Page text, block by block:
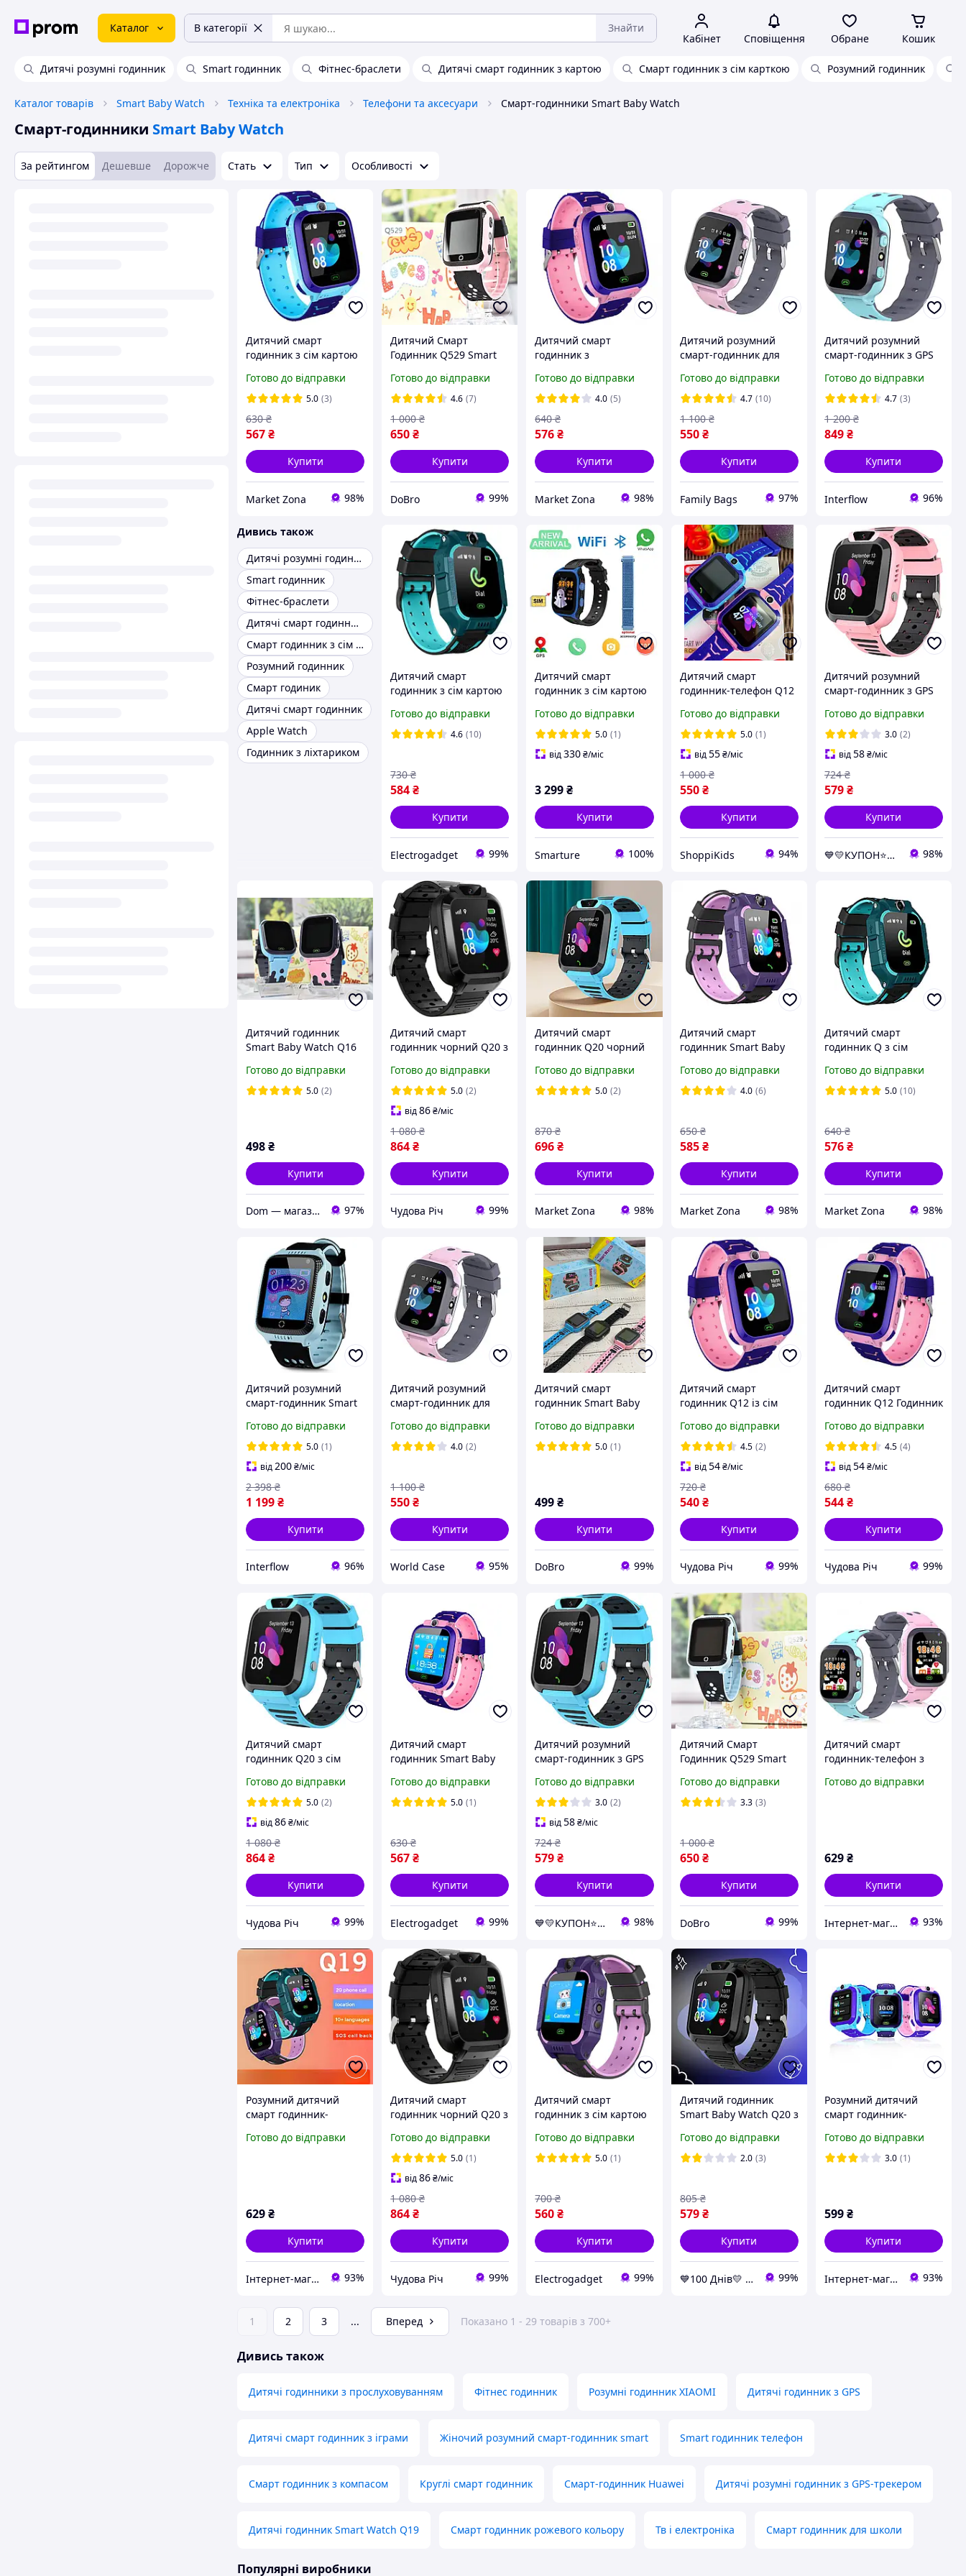
Каталог В категорії Знайти
Кабінет Сповіщення Обране Кошик
Дитячі розумні годинник Smart годинник Фітнес-браслети Дитячі смарт годинник з картою Смарт годинник з сім карткою Розумний годинник
Каталог товарів Smart Baby Watch Техніка та електроніка Телефони та аксесуари Смарт-годинники Smart Baby Watch
Смарт-годинники Smart Baby Watch
За рейтингом Дешевше Дорожче Стать Тип Особливості
Дитячий смарт
годинник з сім картою
розумний годинник
камера ліхтарик
відстеження
прослуховування smart
watch
Готово до відправки
5.0 (3)
567₴
630 ₴
Купити
Market Zona 98%
Дитячий Смарт
Годинник Q529 Smart
Pink
Готово до відправки
4.6 (7)
650₴
1 000 ₴
Купити
DoBro 99%
Дитячий смарт
годинник з
Q12 Smart Baby
Розумний годинник
рожевий з сім картою
sim card для дитини
Готово до відправки
4.0 (5)
576₴
640 ₴
Купити
Market Zona 98%
Дитячий розумний
смарт-годинник для
watch із сімома картою
камерою й GPS
рожевий
Готово до відправки
4.7 (10)
550 ₴
1 100 ₴
Купити
Family Bags 97%
Дитячий розумний
смарт-годинник з GPS
камерою
прослуховуванням сім-
картою Синій
Готово до відправки
4.7 (3)
849₴
1 200 ₴
Купити
Interflow 96%
Дивись також
Дитячі розумні годинник
Smart годинник
Фітнес-браслети
Дитячі смарт годинник з картою
Смарт годинник з сім карткою
Розумний годинник
Смарт годиник
Дитячі смарт годинник
Apple Watch
Годинник з ліхтариком
Дитячий смарт
годинник з сім картою
українською мовою
Розумний годинник із
Готово до відправки
4.6 (10)
584₴
730 ₴
Купити
Electrogadget 99%
Дитячий смарт
годинник з сім картою
D8,GPS,моніторинг,
відеодзвінком, 850мАг,
Google Play, telegram,
фонарик
Готово до відправки
5.0 (1)
від330₴/міс
3 299₴
Купити
Smarture 100%
Дитячий смарт
годинник-телефон Q12
карткою. Розумний
дитячий годинник із
функцією
прослуховування.
Готово до відправки
5.0 (1)
від55 ₴/міс
550 ₴
1 000 ₴
Купити
ShoppiKids 94%
Дитячий розумний
смарт-годинник з GPS
камерою
прослуховуванням сім-
картою Рожевий
Готово до відправки
3.0 (2)
від58₴/міс
579₴
724 ₴
Купити
💙💛КУПОН⭐️⭐️⭐️⭐️⭐️⭐️ 98%
Дитячий годинник
Smart Baby Watch Q16
Готово до відправки
5.0 (2)
498₴
Купити
Dom — магазин гаджетів, аксесуарів та канцелярії 97%
Дитячий смарт
годинник чорний Q20 з
відстеження з камерою
українська мова
магнітна зарядка
рожевий
Готово до відправки
5.0 (2)
від86₴/міс
864₴
1 080 ₴
Купити
Чудова Річ 99%
Дитячий смарт
годинник Q20 чорний
українська мова smart
baby watch з сім
Готово до відправки
5.0 (2)
696₴
870 ₴
Купити
Market Zona 98%
Дитячий смарт
годинник Smart Baby
годинник з сім картою
прослуховування
Готово до відправки
4.0 (6)
585 ₴
650 ₴
Купити
Market Zona 98%
Дитячий смарт
годинник Q з сім
українською мовою
baby watch
Готово до відправки
5.0 (10)
576₴
640 ₴
Купити
Market Zona 98%
Дитячий розумний
смарт-годинник Smart
камерою
прослуховування для
дітей із трекером
Блакитний
Готово до відправки
5.0 (1)
від200₴/міс
1 199₴
2 398 ₴
Купити
Interflow 96%
Дитячий розумний
смарт-годинник для
watch із сімома картою
камерою й GPS
Готово до відправки
4.0 (2)
550₴
1 100 ₴
Купити
World Case 95%
Дитячий смарт
годинник Smart Baby
Водонепронекний Blue
Готово до відправки
5.0 (1)
499₴
Купити
DoBro 99%
Дитячий смарт
годинник Q12 із сім
відстеження Smart
baby Q12 з камерою та
ліхтариком
Готово до відправки
4.5 (2)
від54 ₴/міс
540 ₴
720 ₴
Купити
Чудова Річ 99%
Дитячий смарт
годинник Q12 Годинник
камерою рожевий,
безпека,
прослуховування,
відстеження
Готово до відправки
4.5 (4)
від54₴/міс
544₴
680 ₴
Купити
Чудова Річ 99%
Дитячий смарт
годинник Q20 з сім
відстеження з камерою
українська мова
магнітна зарядка синій
Готово до відправки
5.0 (2)
від86₴/міс
864₴
1 080 ₴
Купити
Чудова Річ 99%
Дитячий смарт
годинник Smart Baby
годинник рожевий,
безпека,
Готово до відправки
5.0 (1)
567₴
630 ₴
Купити
Electrogadget 99%
Дитячий розумний
смарт-годинник з GPS
камерою
прослуховуванням сім-
картою Блакитний
Готово до відправки
3.0 (2)
від58₴/міс
579₴
724 ₴
Купити
💙💛КУПОН⭐️⭐️⭐️⭐️⭐️⭐️ 98%
Дитячий Смарт
Годинник Q529 Smart
Blue
Готово до відправки
3.3 (3)
650 ₴
1 000 ₴
Купити
DoBro 99%
Дитячий смарт
годинник-телефон з
Baby Watch (s1-234)
Готово до відправки
629₴
Купити
Інтернет-магазин "RWL" 93%
Розумний дитячий
смарт годинник-
Q19 Smart Baby Watch
Готово до відправки
629₴
Купити
Інтернет-магазин "RWL" 93%
Дитячий смарт
годинник чорний Q20 з
відстеження з камерою
українська мова
магнітна зарядка
рожевий
Готово до відправки
5.0 (1)
від86₴/міс
864₴
1 080 ₴
Купити
Чудова Річ 99%
Дитячий смарт
годинник з сім картою
українською мовою із
функцією відстеження
Готово до відправки
5.0 (1)
560₴
700 ₴
Купити
Electrogadget 99%
Дитячий годинник
Smart Baby Watch Q20 з
камерою, SOS, IP67,
чатом і сенсорним
Готово до відправки
2.0 (3)
579 ₴
805 ₴
Купити
💙100 Днів💛 — ГАРАНТІЯ✅ 99%
Розумний дитячий
смарт годинник-
Q12 Smart Baby Watch
Готово до відправки
3.0 (1)
599₴
Купити
Інтернет-магазин "RWL" 93%
1 2 3 ... Вперед Показано 1 - 29 товарів з 700+
Дивись також
Дитячі годинники з прослуховуванням Фітнес годинник Розумні годинник XIAOMI Дитячі годинник з GPS
Дитячі смарт годинник з іграми Жіночий розумний смарт-годинник smart Smart годинник телефон
Смарт годинник з компасом Круглі смарт годинник Смарт-годинник Huawei Дитячі розумні годинник з GPS-трекером
Дитячі годинник Smart Watch Q19 Смарт годинник рожевого кольору Тв і електроніка Смарт годинник для школи
Популярні виробники